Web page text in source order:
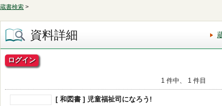
蔵書検索 >
資料詳細
ログイン
1 件中、 1 件目
[ 和図書 ] 児童福祉司になろう!